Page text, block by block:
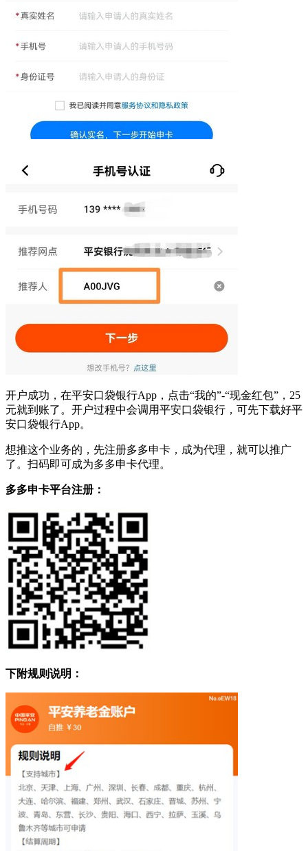
开户成功，在平安口袋银行App，点击“我的”-“现金红包”，25
元就到账了。开户过程中会调用平安口袋银行，可先下载好平
安口袋银行App。
想推这个业务的，先注册多多申卡，成为代理，就可以推广
了。扫码即可成为多多申卡代理。
多多申卡平台注册：
下附规则说明：